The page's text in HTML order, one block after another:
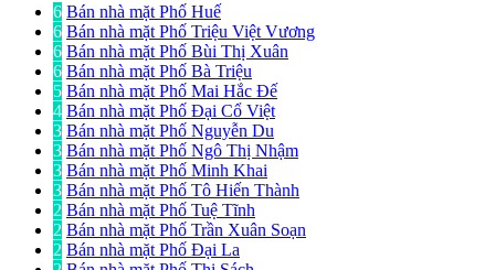
6 Bán nhà mặt Phố Huế
6 Bán nhà mặt Phố Triệu Việt Vương
6 Bán nhà mặt Phố Bùi Thị Xuân
6 Bán nhà mặt Phố Bà Triệu
5 Bán nhà mặt Phố Mai Hắc Đế
4 Bán nhà mặt Phố Đại Cổ Việt
3 Bán nhà mặt Phố Nguyễn Du
3 Bán nhà mặt Phố Ngô Thị Nhậm
3 Bán nhà mặt Phố Minh Khai
3 Bán nhà mặt Phố Tô Hiến Thành
2 Bán nhà mặt Phố Tuệ Tĩnh
2 Bán nhà mặt Phố Trần Xuân Soạn
2 Bán nhà mặt Phố Đại La